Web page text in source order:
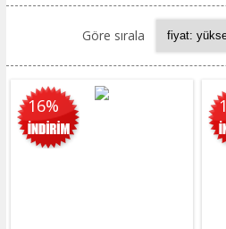
Göre sırala
16%